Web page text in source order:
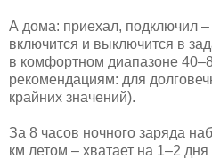
А дома: приехал, подключил
включится и выключится в
в комфортном диапазоне
рекомендациям: для
крайних значений).
За 8 часов ночного заряда
км летом – хватает на 1–2 дня